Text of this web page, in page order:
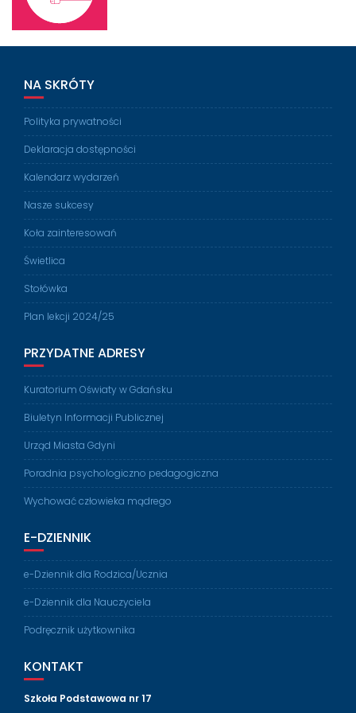
NA SKRÓTY
Polityka prywatności
Deklaracja dostępności
Kalendarz wydarzeń
Nasze sukcesy
Koła zainteresowań
Świetlica
Stołówka
Plan lekcji 2024/25
PRZYDATNE ADRESY
Kuratorium Oświaty w Gdańsku
Biuletyn Informacji Publicznej
Urząd Miasta Gdyni
Poradnia psychologiczno pedagogiczna
Wychować człowieka mądrego
E-DZIENNIK
e-Dziennik dla Rodzica/Ucznia
e-Dziennik dla Nauczyciela
Podręcznik użytkownika
KONTAKT
Szkoła Podstawowa nr 17